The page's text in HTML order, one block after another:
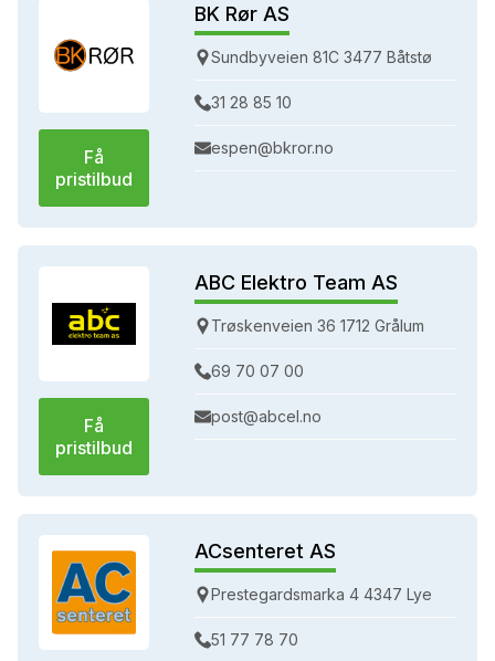
Få
pristilbud
BK Rør AS
Sundbyveien 81C 3477 Båtstø
31 28 85 10
espen@bkror.no
Få
pristilbud
ABC Elektro Team AS
Trøskenveien 36 1712 Grålum
69 70 07 00
post@abcel.no
ACsenteret AS
Prestegardsmarka 4 4347 Lye
51 77 78 70